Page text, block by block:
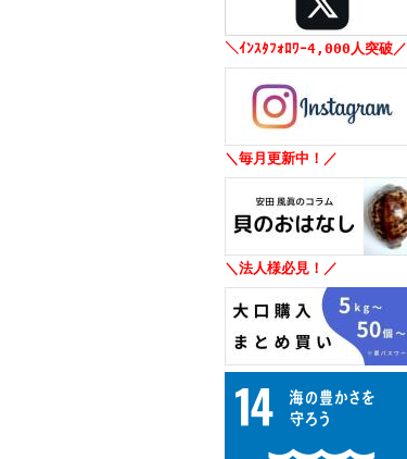
＼ｲﾝｽﾀﾌｫﾛﾜｰ4,000人突破／
＼毎月更新中！／
＼法人様必見！／